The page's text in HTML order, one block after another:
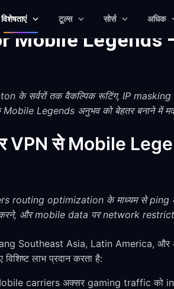
विशेषताएं टूल्स सोर्स अधिक
Mobile Legends
के सर्वरों तक वैकल्पिक रूटिंग, IP
Legends अनुभव को बेहतर बनाने में
से Mobile
routing optimization के माध्यम से
और mobile data पर network
Southeast Asia, Latin America, और
लाभ प्रदान करता है:
carriers अक्सर gaming traffic को